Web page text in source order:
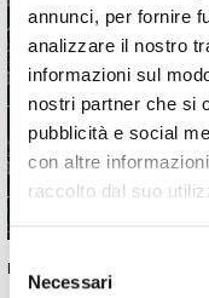
annunci, per fornire
analizzare il nostro
informazioni sul
nostri partner che si
pubblicità e social
con altre
raccolto dal suo
delNecessari
INKUUEG1602